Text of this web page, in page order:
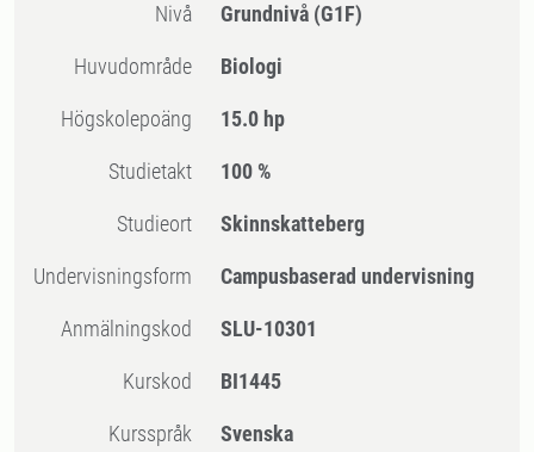
Nivå Grundnivå (G1F)
Huvudområde Biologi
högskolepoäng 15.0 hp
Studietakt 100 %
Studieort Skinnskatteberg
Undervisningsform Campusbaserad undervisning
Anmälningskod SLU-10301
Kurskod BI1445
Kursspråk Svenska